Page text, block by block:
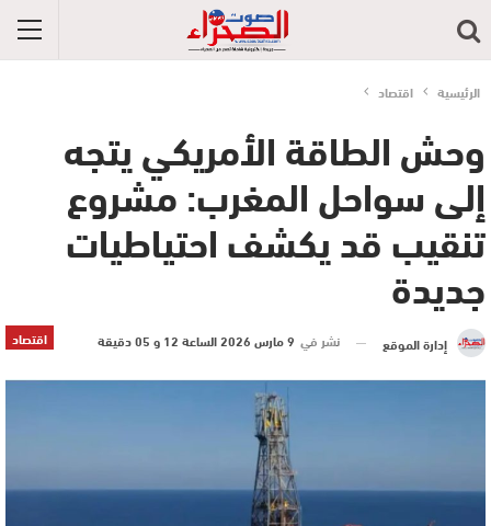
الرئيسية اقتصاد
وحش الطاقة الأمريكي يتجه
إلى سواحل المغرب: مشروع
تنقيب قد يكشف احتياطيات
جديدة
اقتصاد إدارة الموقع نشر في 9 مارس 2026 الساعة 12 و 05 دقيقة